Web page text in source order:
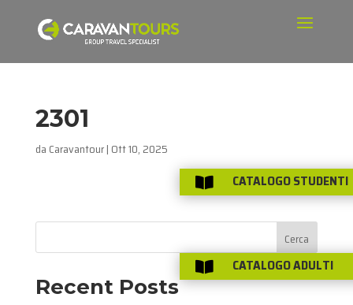
2301
da Caravantour| Ott 10, 2025
Cerca
Recent Posts
 CATALOGO STUDENTI
 CATALOGO ADULTI